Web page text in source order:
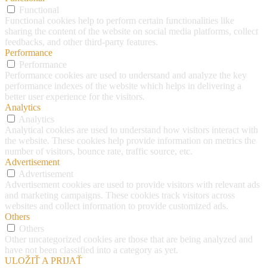
Functional
Functional cookies help to perform certain functionalities like
sharing the content of the website on social media platforms, collect
feedbacks, and other third-party features.
Performance
Performance
Performance cookies are used to understand and analyze the key
performance indexes of the website which helps in delivering a
better user experience for the visitors.
Analytics
Analytics
Analytical cookies are used to understand how visitors interact with
the website. These cookies help provide information on metrics the
number of visitors, bounce rate, traffic source, etc.
Advertisement
Advertisement
Advertisement cookies are used to provide visitors with relevant ads
and marketing campaigns. These cookies track visitors across
websites and collect information to provide customized ads.
Others
Others
Other uncategorized cookies are those that are being analyzed and
have not been classified into a category as yet.
ULOŽIŤ A PRIJAŤ